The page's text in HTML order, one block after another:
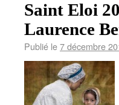
Saint Eloi
Laurence
Publié le7 décembre